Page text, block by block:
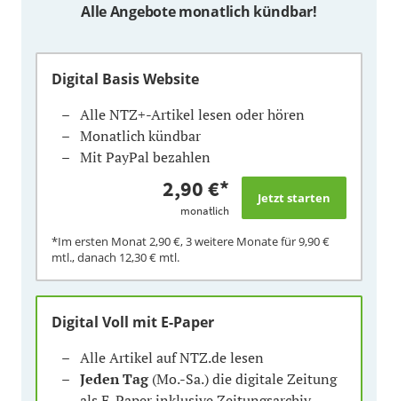
Alle Angebote monatlich kündbar!
Digital Basis Website
Alle NTZ+-Artikel lesen oder hören
Monatlich kündbar
Mit PayPal bezahlen
2,90 €*
monatlich
*Im ersten Monat2,90 €, 3 weitere Monate für9,90 €
mtl., danach 12,30 € mtl.
Digital Voll mit E-Paper
Alle Artikel auf NTZ.de lesen
Jeden Tag(Mo.-Sa.) die digitale Zeitung